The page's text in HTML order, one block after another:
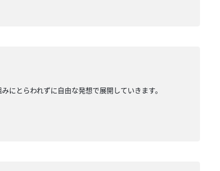
にとらわれずに自由な発想で展開していきます。